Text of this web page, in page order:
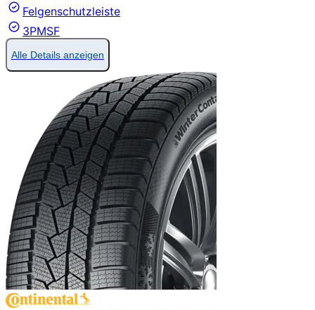
Felgenschutzleiste
3PMSF
Alle Details anzeigen